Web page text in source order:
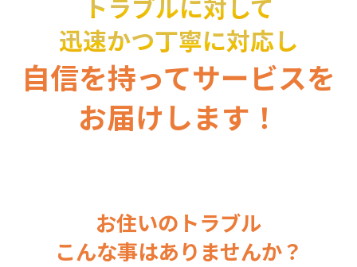
迅速かつ丁寧に対応し
自信を持ってサービスを
お届けします！
お住いのトラブル
こんな事はありませんか？